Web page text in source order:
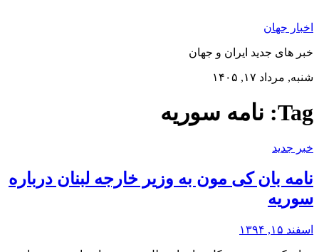
اخبار جهان
خبر های جدید ایران و جهان
شنبه, مرداد ۱۷, ۱۴۰۵
Tag: نامه سوریه
خبر جدید
نامه بان کی مون به وزیر خارجه لبنان درباره
سوریه
اسفند ۱۵, ۱۳۹۴